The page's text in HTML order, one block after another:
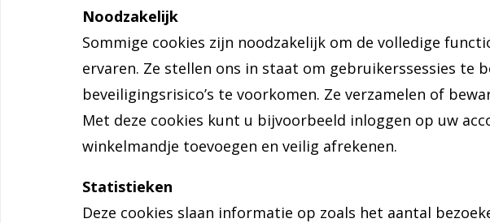
Noodzakelijk
Sommige cookies zijn noodzakelijk om de volledige
ervaren. Ze stellen ons in staat om gebruikerssessies te
beveiligingsrisico’s te voorkomen. Ze verzamelen of
Met deze cookies kunt u bijvoorbeeld inloggen op uw
winkelmandje toevoegen en veilig afrekenen.
Statistieken
Deze cookies slaan informatie op zoals het aantal